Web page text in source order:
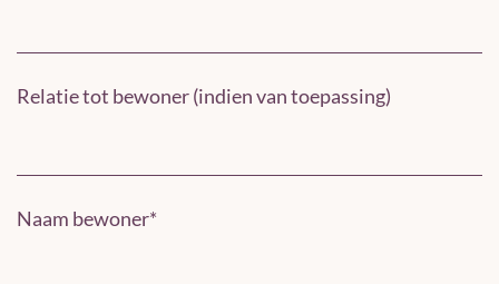
Relatie tot bewoner (indien van toepassing)
Naam bewoner*